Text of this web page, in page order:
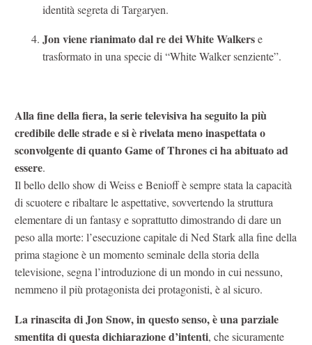
identità segreta di Targaryen.
Jon viene rianimato dal re dei White Walkerse
trasformato in una specie di “White Walker senziente”.
Alla fine della fiera, la serie televisiva ha seguito la più
credibile delle strade e si è rivelata meno inaspettata o
sconvolgente di quanto Game of Thrones ci ha abituato ad
essere.
Il bello dello show di Weiss e Benioff è sempre stata la capacità
di scuotere e ribaltare le aspettative, sovvertendo la struttura
elementare di un fantasy e soprattutto dimostrando di dare un
peso alla morte: l’esecuzione capitale di Ned Stark alla fine della
prima stagione è un momento seminale della storia della
televisione, segna l’introduzione di un mondo in cui nessuno,
nemmeno il più protagonista dei protagonisti, è al sicuro.
La rinascita di Jon Snow, in questo senso, è una parziale
smentita di questa dichiarazione d’intenti, che sicuramente